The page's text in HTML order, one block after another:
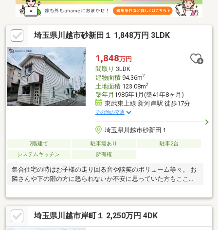
埼玉県川越市砂新田１ 1,848万円 3LDK
1,848万円
間取り 3LDK
建物面積94.36m2
土地面積123.08m2
築年月 1985年1月(築41年8ヶ月)
東武東上線 新河岸駅 徒歩17分
その他の交通
埼玉県川越市砂新田１
2階建て 駐車場あり
駐車2台
システムキッチン
所有権
集合住宅の時はお子様の走り回る音や談笑のボリューム等々。 お
隣さんや下の階の方に怒られないか不安に思っていた方もここな
か？【弊社では以下の５つをお客様にお約束いたします】1.物件
の善し悪しは全て正直にお話しします。2.無理な売り込みや契約
の催促、突然の訪問等、しつこい営業は一切行いません。3.契約
したら終わりではなくお引き渡し後、お引越し後もお客様のパー
埼玉県川越市岸町１ 2,250万円 4DK